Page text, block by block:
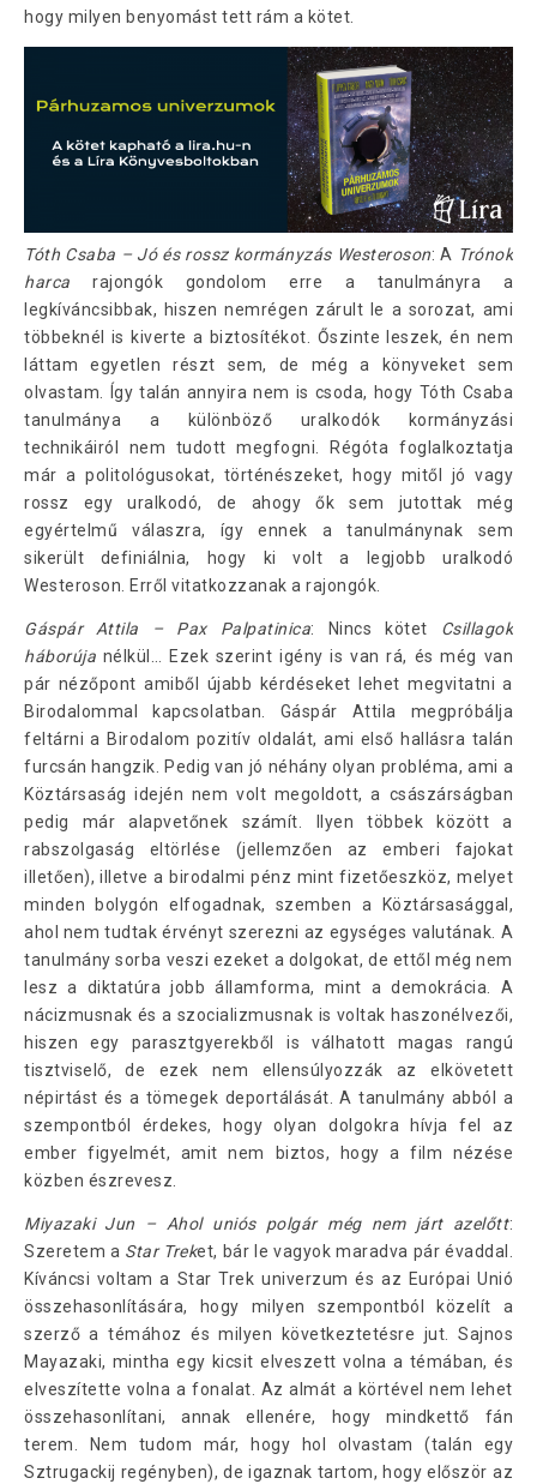
hogy milyen benyomást tett rám a kötet.
Tóth Csaba – Jó és rossz kormányzás Westeroson: A Trónok
harca rajongók gondolom erre a tanulmányra a
legkíváncsibbak, hiszen nemrégen zárult le a sorozat, ami
többeknél is kiverte a biztosítékot. Őszinte leszek, én nem
láttam egyetlen részt sem, de még a könyveket sem
olvastam. Így talán annyira nem is csoda, hogy Tóth Csaba
tanulmánya a különböző uralkodók kormányzási
technikáiról nem tudott megfogni. Régóta foglalkoztatja
már a politológusokat, történészeket, hogy mitől jó vagy
rossz egy uralkodó, de ahogy ők sem jutottak még
egyértelmű válaszra, így ennek a tanulmánynak sem
sikerült definiálnia, hogy ki volt a legjobb uralkodó
Westeroson. Erről vitatkozzanak a rajongók.
Gáspár Attila – Pax Palpatinica: Nincs kötet Csillagok
háborúja nélkül… Ezek szerint igény is van rá, és még van
pár nézőpont amiből újabb kérdéseket lehet megvitatni a
Birodalommal kapcsolatban. Gáspár Attila megpróbálja
feltárni a Birodalom pozitív oldalát, ami első hallásra talán
furcsán hangzik. Pedig van jó néhány olyan probléma, ami a
Köztársaság idején nem volt megoldott, a császárságban
pedig már alapvetőnek számít. Ilyen többek között a
rabszolgaság eltörlése (jellemzően az emberi fajokat
illetően), illetve a birodalmi pénz mint fizetőeszköz, melyet
minden bolygón elfogadnak, szemben a Köztársasággal,
ahol nem tudtak érvényt szerezni az egységes valutának. A
tanulmány sorba veszi ezeket a dolgokat, de ettől még nem
lesz a diktatúra jobb államforma, mint a demokrácia. A
nácizmusnak és a szocializmusnak is voltak haszonélvezői,
hiszen egy parasztgyerekből is válhatott magas rangú
tisztviselő, de ezek nem ellensúlyozzák az elkövetett
népirtást és a tömegek deportálását. A tanulmány abból a
szempontból érdekes, hogy olyan dolgokra hívja fel az
ember figyelmét, amit nem biztos, hogy a film nézése
közben észrevesz.
Miyazaki Jun – Ahol uniós polgár még nem járt azelőtt:
Szeretem a Star Treket, bár le vagyok maradva pár évaddal.
Kíváncsi voltam a Star Trek univerzum és az Európai Unió
összehasonlítására, hogy milyen szempontból közelít a
szerző a témához és milyen következtetésre jut. Sajnos
Mayazaki, mintha egy kicsit elveszett volna a témában, és
elveszítette volna a fonalat. Az almát a körtével nem lehet
összehasonlítani, annak ellenére, hogy mindkettő fán
terem. Nem tudom már, hogy hol olvastam (talán egy
Sztrugackij regényben), de igaznak tartom, hogy először az